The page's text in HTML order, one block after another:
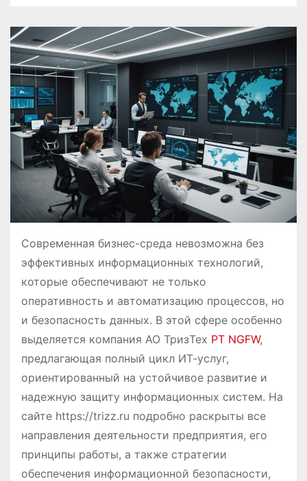
Современная бизнес-среда невозможна без
эффективных информационных технологий,
которые обеспечивают не только
оперативность и автоматизацию процессов, но
и безопасность данных. В этой сфере особенно
выделяется компания АО ТризТех PT NGFW,
предлагающая полный цикл ИТ-услуг,
ориентированный на устойчивое развитие и
надежную защиту информационных систем. На
сайте https://trizz.ru подробно раскрыты все
направления деятельности предприятия, его
принципы работы, а также стратегии
обеспечения информационной безопасности,